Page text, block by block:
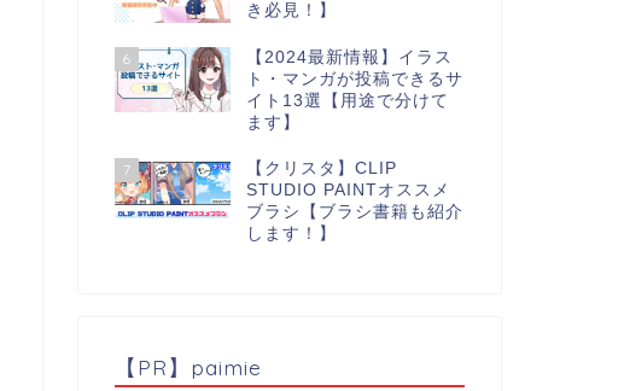
き必見！】
6
【2024最新情報】イラス
ト・マンガが投稿できるサ
イト13選【用途で分けて
ます】
7
【クリスタ】CLIP
STUDIO PAINTオススメ
ブラシ【ブラシ書籍も紹介
します！】
【PR】paimie